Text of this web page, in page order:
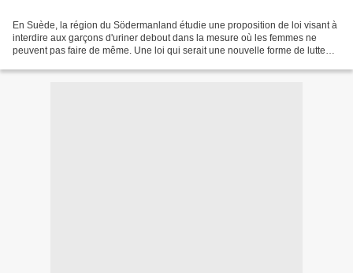
En Suède, la région du Södermanland étudie une proposition de loi visant à
interdire aux garçons d'uriner debout dans la mesure où les femmes ne
peuvent pas faire de même. Une loi qui serait une nouvelle forme de lutte